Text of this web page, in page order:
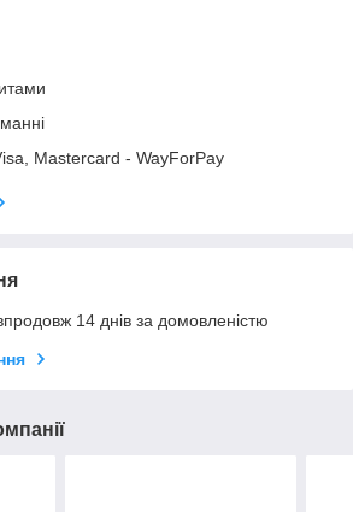
Mastercard - WayForPay
14 днів за домовленістю